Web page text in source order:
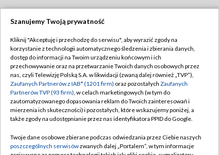
TVP
Abonament TVP
Emisja w TVP
Centrum informacji TVP
Naziemna Telewizja Cyfrowa
Rada Programowa
Regulamin TVP
Polityka prywatności
Moje zgody
Pomoc
Kontakt
Szanujemy Twoją prywatność
Kliknij "Akceptuję i przechodzę do serwisu", aby wyrazić zgody na
korzystanie z technologii automatycznego śledzenia i zbierania danych,
dostęp do informacji na Twoim urządzeniu końcowym i ich
przechowywanie oraz na przetwarzanie Twoich danych osobowych przez
nas, czyli Telewizję Polską S.A. w likwidacji (zwaną dalej również „TVP”),
Zaufanych Partnerów z IAB* (1201 firm) oraz pozostałych Zaufanych
Partnerów TVP (93 firm), w celach marketingowych (w tym do
zautomatyzowanego dopasowania reklam do Twoich zainteresowań i
mierzenia ich skuteczności) i pozostałych, które wskazujemy poniżej, a
także zgody na udostępnianie przez nas identyfikatora PPID do Google.
Twoje dane osobowe zbierane podczas odwiedzania przez Ciebie naszych
poszczególnych serwisówzwanych dalej „Portalem”, w tym informacje